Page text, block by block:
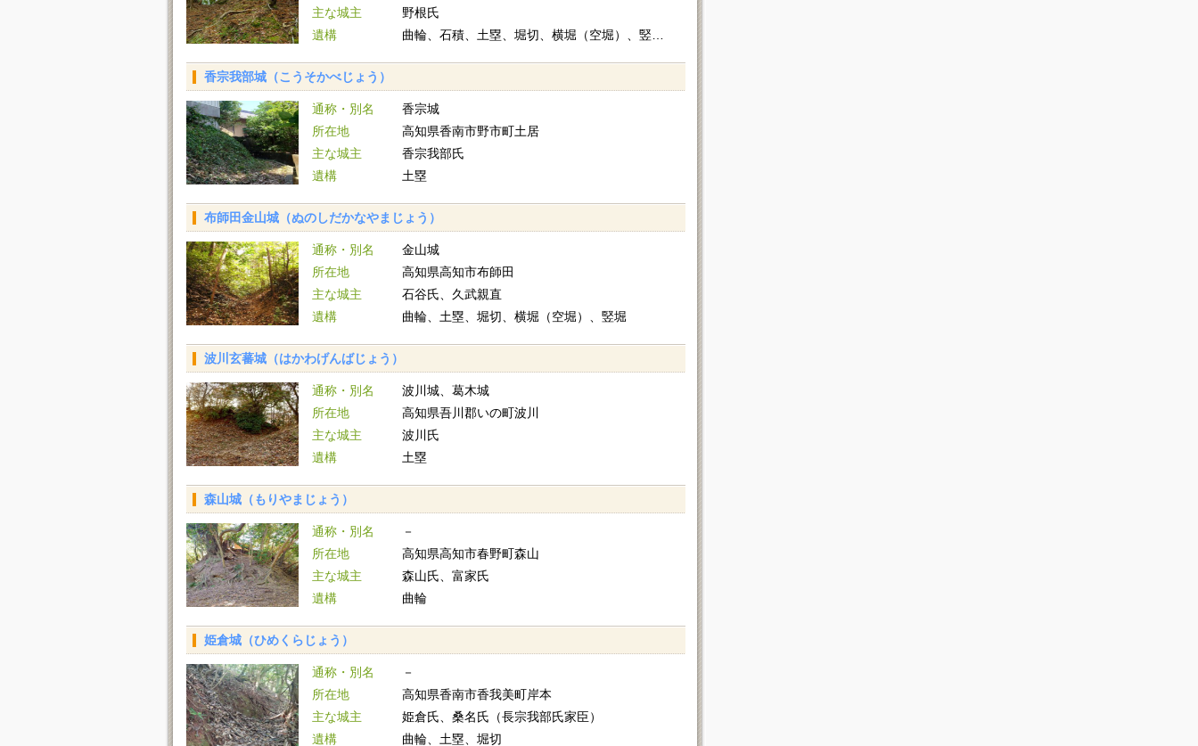
主な城主
野根氏
遺構
香宗我部城（こうそかべじょう）
通称・別名
香宗城
所在地
高知県香南市野市町土居
主な城主
香宗我部氏
遺構
土塁
布師田金山城（ぬのしだかなやまじょう）
通称・別名
金山城
所在地
高知県高知市布師田
主な城主
石谷氏、久武親直
遺構
曲輪、土塁、堀切、横堀（空堀）、竪堀
波川玄蕃城（はかわげんばじょう）
通称・別名
波川城、葛木城
所在地
高知県吾川郡いの町波川
主な城主
波川氏
遺構
土塁
森山城（もりやまじょう）
通称・別名
－
所在地
高知県高知市春野町森山
主な城主
森山氏、富家氏
遺構
曲輪
姫倉城（ひめくらじょう）
通称・別名
－
所在地
高知県香南市香我美町岸本
主な城主
姫倉氏、桑名氏（長宗我部氏家臣）
遺構
曲輪、土塁、堀切